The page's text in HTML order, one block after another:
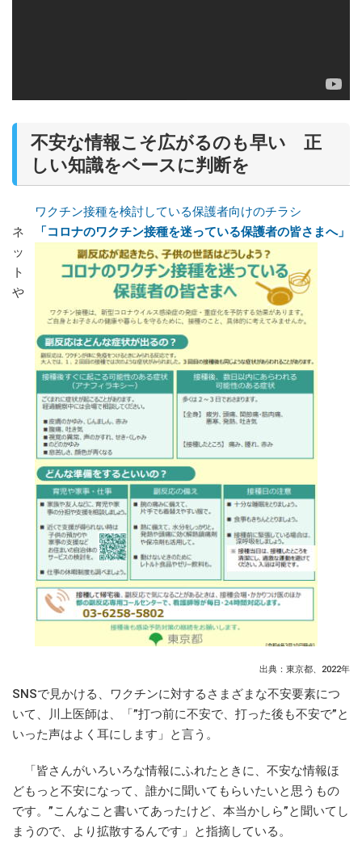
不安な情報こそ広がるのも早い 正
しい知識をベースに判断を
ワクチン接種を検討している保護者向けのチラシ
「コロナのワクチン接種を迷っている保護者の皆さまへ」
出典：東京都、2022年
ネ
ッ
ト
や
SNSで見かける、ワクチンに対するさまざまな不安要素につ
いて、川上医師は、「”打つ前に不安で、打った後も不安で”と
いった声はよく耳にします」と言う。
「皆さんがいろいろな情報にふれたときに、不安な情報ほ
どもっと不安になって、誰かに聞いてもらいたいと思うもの
です。”こんなこと書いてあったけど、本当かしら”と聞いてし
まうので、より拡散するんです」と指摘している。